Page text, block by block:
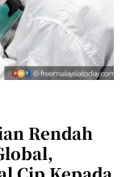
Rendah